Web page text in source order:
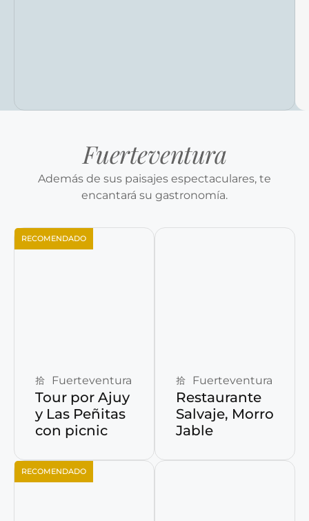
Fuerteventura
Además de sus paisajes espectaculares, te
encantará su gastronomía.
RECOMENDADO
Fuerteventura
Tour por Ajuy
y Las Peñitas
con picnic
Fuerteventura
Restaurante
Salvaje, Morro
Jable
RECOMENDADO